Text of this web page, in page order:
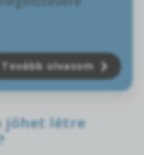
Tovább olvasom
jöhet létre